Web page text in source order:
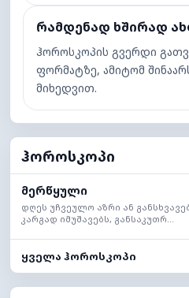
რამდენად ხშირად
ჰოროსკოპის გვერდი
ფორმატზე, ამიტომ
მიხედვით.
ჰოროსკოპი
მერწყული
დღეს უჩვეულო აზრი ან
კარგად იმუშავებს, განსაკუთრ...
ყველა ჰოროსკოპი